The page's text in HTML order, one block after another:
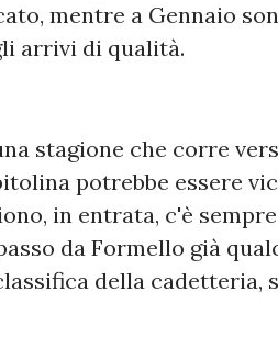
mentre a Gennaio
arrivi di qualità.
stagione che corre
potrebbe essere
in entrata, c'è
da Formello già
della cadetteria,